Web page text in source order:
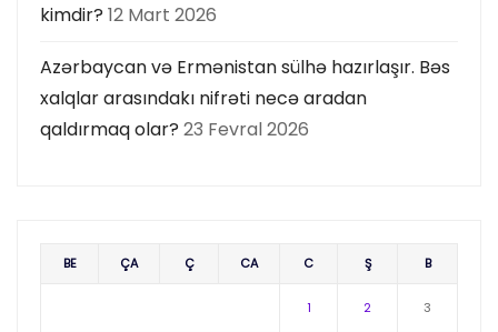
kimdir? 12 Mart 2026
Azərbaycan və Ermənistan sülhə hazırlaşır. Bəs
xalqlar arasındakı nifrəti necə aradan
qaldırmaq olar? 23 Fevral 2026
BE ÇA Ç CA C Ş B
1 2 3